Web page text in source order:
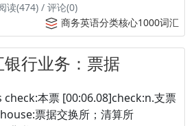
读(474) / 评论(0)
商务英语分类核心1000词汇
行业务：票据
本票 [00:06.08]check:n.支票
票据交换所；清算所